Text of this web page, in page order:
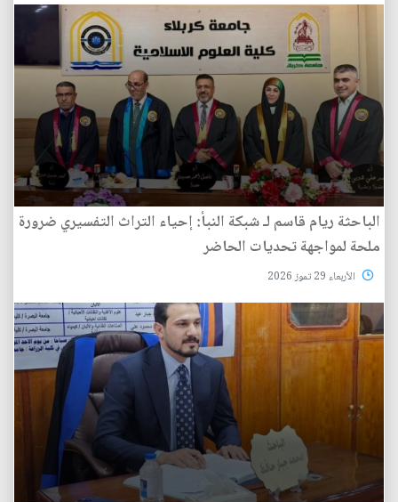
الباحثة ريام قاسم لـ شبكة النبأ: إحياء التراث التفسيري ضرورة
ملحة لمواجهة تحديات الحاضر
الأربعاء 29 تموز 2026